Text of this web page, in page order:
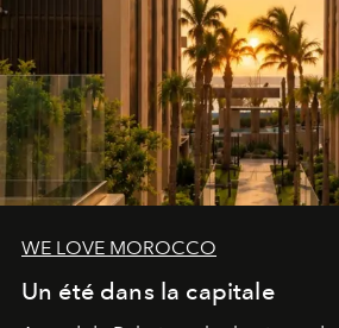
WE LOVE MOROCCO
Un été dans la capitale